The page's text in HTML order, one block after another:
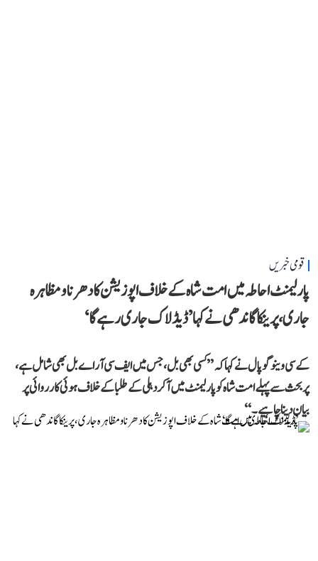
قومی خبریں
پارلیمنٹ احاطہ میں امت شاہ کے خلاف اپوزیشن کا دھرنا و مظاہرہ
جاری، پرینکا گاندھی نے کہا ’ڈیڈلاک جاری رہے گا‘
کے سی وینوگوپال نے کہا کہ ’’کسی بھی بل، جس میں ایف سی آر اے بل بھی شامل ہے،
پر بحث سے پہلے امت شاہ کو پارلیمنٹ میں آکر دہلی کے طلبا کے خلاف ہوئی کارروائی پر
بیان دینا چاہیے۔‘‘